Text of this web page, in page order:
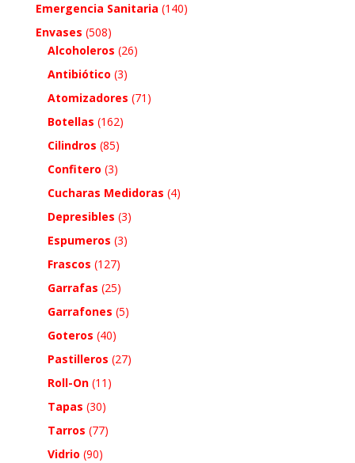
Emergencia Sanitaria (140)
Envases (508)
Alcoholeros (26)
Antibiótico (3)
Atomizadores (71)
Botellas (162)
Cilindros (85)
Confitero (3)
Cucharas Medidoras (4)
Depresibles (3)
Espumeros (3)
Frascos (127)
Garrafas (25)
Garrafones (5)
Goteros (40)
Pastilleros (27)
Roll-On (11)
Tapas (30)
Tarros (77)
Vidrio (90)